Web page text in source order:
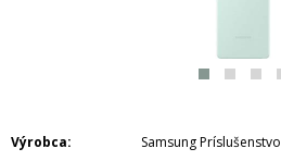
Výrobca Samsung Príslušenstvo